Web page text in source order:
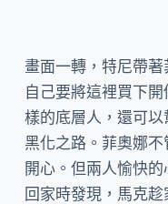
畫面一轉，特尼帶
自己要將這裡買下
樣的底層人，還可
黑化之路。菲奧娜
開心。但兩人愉快
回家時發現，馬克